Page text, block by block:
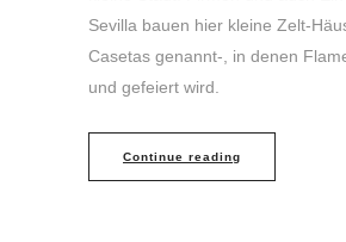
Sevilla bauen hier kleine Zelt-
Casetas genannt-, in denen
und gefeiert wird.
Continue reading